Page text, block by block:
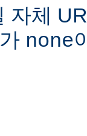
자체
가 none